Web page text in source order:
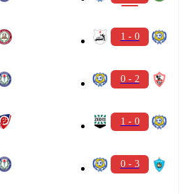
1 - 0
0 - 2
1 - 0
0 - 3